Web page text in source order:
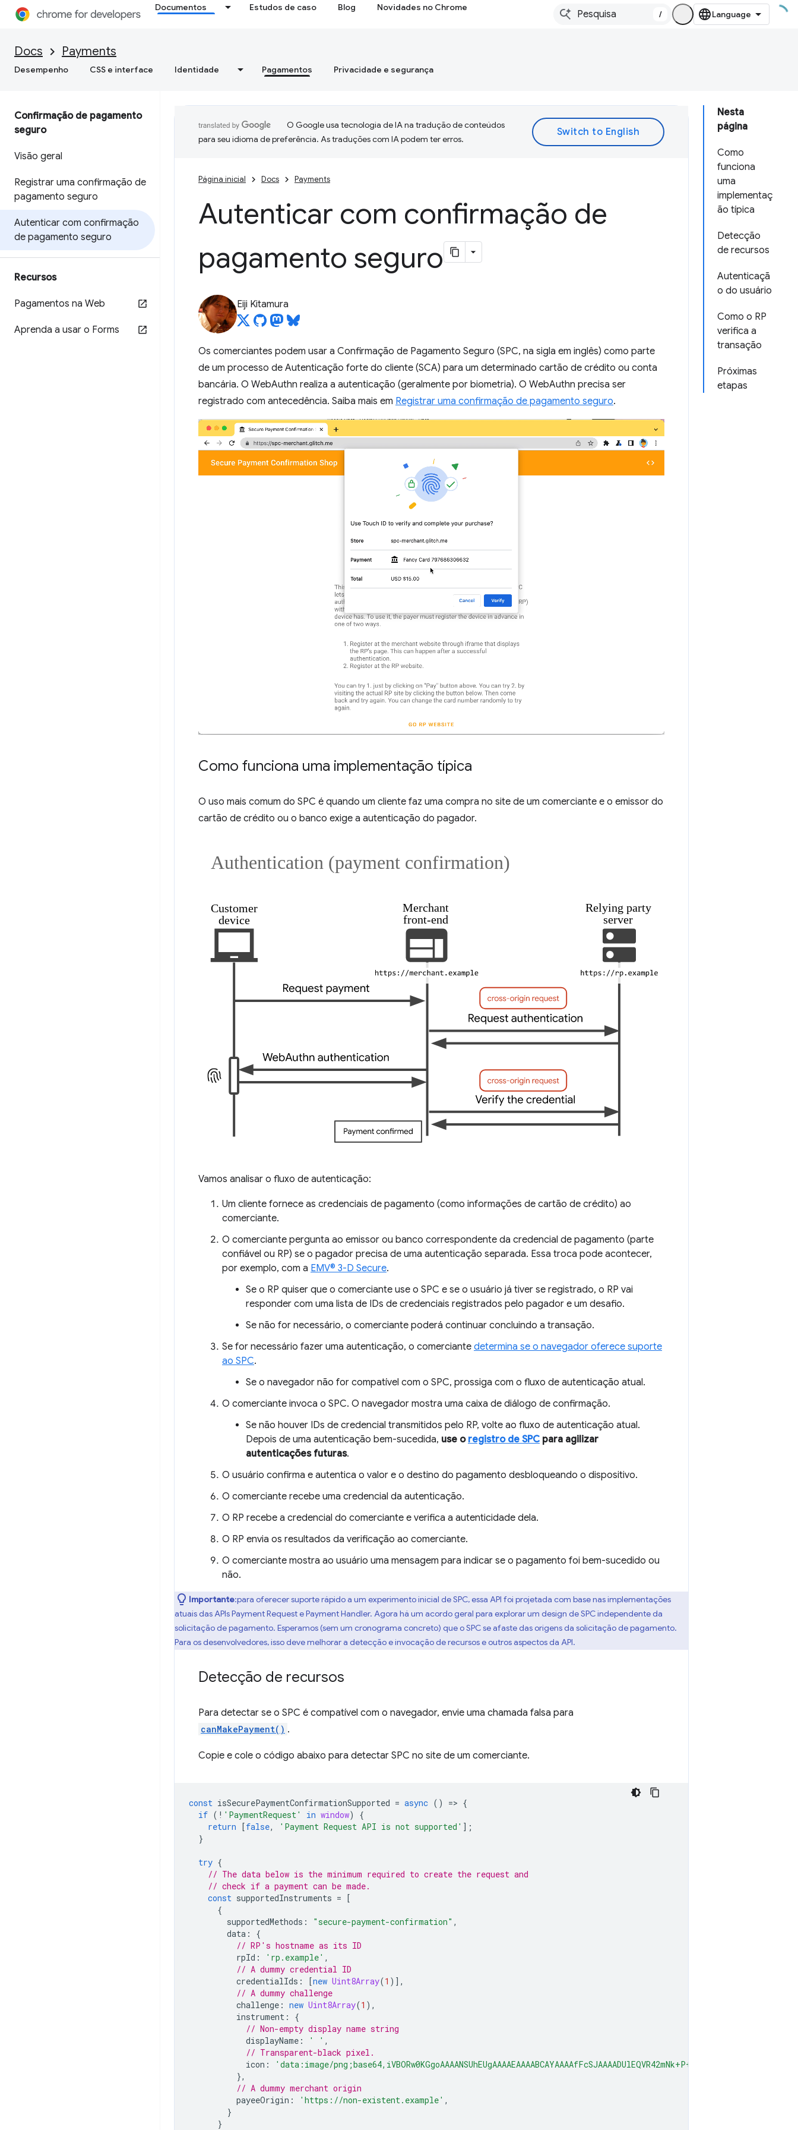
Documentos Estudos de caso Blog Novidades no Chrome
/
Docs Payments
Desempenho CSS e interface Identidade Pagamentos Privacidade e segurança
Confirmação de pagamento
seguro
Visão geral
Registrar uma confirmação de
pagamento seguro
Autenticar com confirmação
de pagamento seguro
Recursos
Pagamentos na Web
Aprenda a usar o Forms
Nesta
página
Como
funciona
uma
implementaç
ão típica
Detecção
de recursos
Autenticaçã
o do usuário
Como o RP
verifica a
transação
Próximas
etapas
O Google usa tecnologia de IA na tradução de conteúdos
para seu idioma de preferência. As traduções com IA podem ter erros.
Página inicial Docs Payments
Autenticar com confirmação de
pagamento seguro
Eiji Kitamura
Os comerciantes podem usar a Confirmação de Pagamento Seguro (SPC, na sigla em inglês) como parte
de um processo de Autenticação forte do cliente (SCA) para um determinado cartão de crédito ou conta
bancária. O WebAuthn realiza a autenticação (geralmente por biometria). O WebAuthn precisa ser
registrado com antecedência. Saiba mais em Registrar uma confirmação de pagamento seguro.
Como funciona uma implementação típica
O uso mais comum do SPC é quando um cliente faz uma compra no site de um comerciante e o emissor do
cartão de crédito ou o banco exige a autenticação do pagador.
Vamos analisar o fluxo de autenticação:
Um cliente fornece as credenciais de pagamento (como informações de cartão de crédito) ao
comerciante.
O comerciante pergunta ao emissor ou banco correspondente da credencial de pagamento (parte
confiável ou RP) se o pagador precisa de uma autenticação separada. Essa troca pode acontecer,
por exemplo, com a EMV® 3-D Secure.
Se o RP quiser que o comerciante use o SPC e se o usuário já tiver se registrado, o RP vai
responder com uma lista de IDs de credenciais registrados pelo pagador e um desafio.
Se não for necessário, o comerciante poderá continuar concluindo a transação.
Se for necessário fazer uma autenticação, o comerciante determina se o navegador oferece suporte
ao SPC.
Se o navegador não for compatível com o SPC, prossiga com o fluxo de autenticação atual.
O comerciante invoca o SPC. O navegador mostra uma caixa de diálogo de confirmação.
Se não houver IDs de credencial transmitidos pelo RP, volte ao fluxo de autenticação atual.
Depois de uma autenticação bem-sucedida, use o registro de SPC para agilizar
autenticações futuras.
O usuário confirma e autentica o valor e o destino do pagamento desbloqueando o dispositivo.
O comerciante recebe uma credencial da autenticação.
O RP recebe a credencial do comerciante e verifica a autenticidade dela.
O RP envia os resultados da verificação ao comerciante.
O comerciante mostra ao usuário uma mensagem para indicar se o pagamento foi bem-sucedido ou
não.
Importante:para oferecer suporte rápido a um experimento inicial de SPC, essa API foi projetada com base nas implementações
atuais das APIs Payment Request e Payment Handler. Agora há um acordo geral para explorar um design de SPC independente da
solicitação de pagamento. Esperamos (sem um cronograma concreto) que o SPC se afaste das origens da solicitação de pagamento.
Para os desenvolvedores, isso deve melhorar a detecção e invocação de recursos e outros aspectos da API.
Detecção de recursos
Para detectar se o SPC é compatível com o navegador, envie uma chamada falsa para
canMakePayment() .
Copie e cole o código abaixo para detectar SPC no site de um comerciante.
const isSecurePaymentConfirmationSupported = async () => {
if ( ! 'PaymentRequest' in window)
{
return [false, 'Payment Request API is not supported' ];
}
try {
// The data below is the minimum required to create the request and
// check if a payment can be made.
const supportedInstruments = [
{
supportedMethods : "secure-payment-confirmation" ,
data :
{
// RP's hostname as its ID
rpId : 'rp.example' ,
// A dummy credential ID
credentialIds : [new Uint8Array(1 )],
// A dummy challenge
challenge : new Uint8Array(1 ),
instrument :
{
// Non-empty display name string
displayName : ' ' ,
// Transparent-black pixel.
icon :
'data:image/png;base64,iVBORw0KGgoAAAANSUhEUgAAAAEAAAABCAYAAAAfFcSJAAAADUlEQVR42mNk+P+/HgAFhAJ/
},
// A dummy merchant origin
payeeOrigin : 'https://non-existent.example' ,
}
}